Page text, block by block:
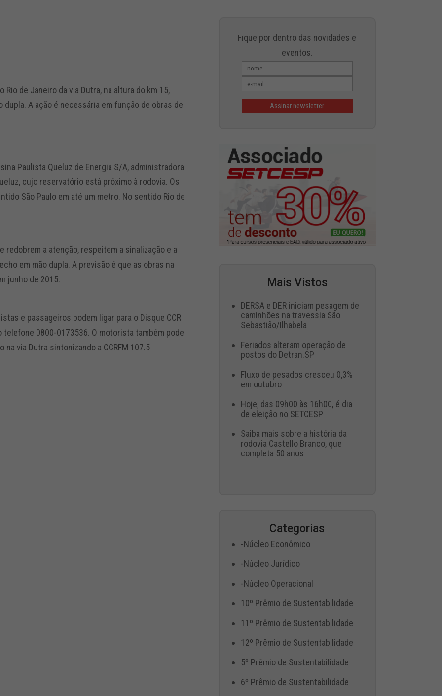
de Janeiro da via Dutra, na altura do km 15,
dupla. A ação é necessária em função de obras de
Paulista Queluz de Energia S/A, administradora
cujo reservatório está próximo à rodovia. Os
São Paulo em até um metro. No sentido Rio de
redobrem a atenção, respeitem a sinalização e a
em mão dupla. A previsão é que as obras na
junho de 2015.
e passageiros podem ligar para o Disque CCR
telefone 0800-0173536. O motorista também pode
via Dutra sintonizando a CCRFM 107.5
Fique por dentro das novidades e
eventos.
Mais Vistos
DERSA e DER iniciam pesagem de
caminhões na travessia São
Sebastião/Ilhabela
Feriados alteram operação de
postos do Detran.SP
Fluxo de pesados cresceu 0,3%
em outubro
Hoje, das 09h00 às 16h00, é dia
de eleição no SETCESP
Saiba mais sobre a história da
rodovia Castello Branco, que
completa 50 anos
Categorias
-Núcleo Econômico
-Núcleo Jurídico
-Núcleo Operacional
10º Prêmio de Sustentabilidade
11º Prêmio de Sustentabilidade
12º Prêmio de Sustentabilidade
5º Prêmio de Sustentabilidade
6º Prêmio de Sustentabilidade